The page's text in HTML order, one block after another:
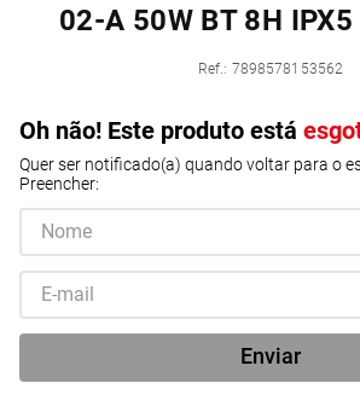
02-A 50W BT 8H IPX5
Ref.: 7898578153562
Enviar